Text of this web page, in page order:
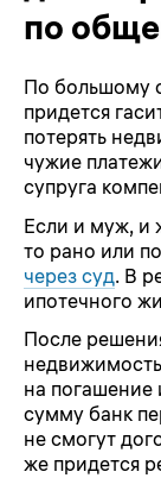
по
По большому
придется
потерять
чужие
супруга
Если и муж, и
то рано или
через суд. В
ипотечного
После
на погашение
сумму банк
не смогут
же придется